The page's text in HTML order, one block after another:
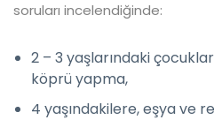
soruları incelendiğinde:
2 – 3 yaşlarındaki
köprü yapma,
4 yaşındakilere, eşya ve